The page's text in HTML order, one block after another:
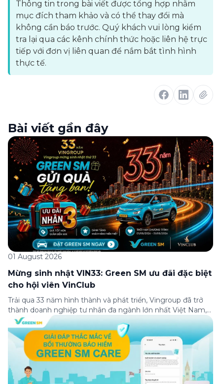
Thông tin trong bài viết được tổng hợp nhằm
mục đích tham khảo và có thể thay đổi mà
không cần báo trước. Quý khách vui lòng kiểm
tra lại qua các kênh chính thức hoặc liên hệ trực
tiếp với đơn vị liên quan để nắm bắt tình hình
thực tế.
Bài viết gần đây
01 August 2026
Mừng sinh nhật VIN33: Green SM ưu đãi đặc biệt
cho hội viên VinClub
Trải qua 33 năm hình thành và phát triển, Vingroup đã trở
thành doanh nghiệp tư nhân đa ngành lớn nhất Việt Nam,
lọt Top 30 doanh nghiệp lớn nhất Đông Nam Á theo bảng
xếp hạng của Tạp chí Fortune (Mỹ). Nhân kỷ niệm 33 năm
thành lập (8/8/1993 đến 8/8/2026), Green SM trân […]